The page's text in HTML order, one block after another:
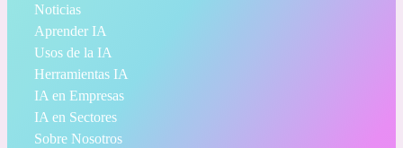
Noticias
Aprender IA
Usos de la IA
Herramientas IA
IA en Empresas
IA en Sectores
Sobre Nosotros